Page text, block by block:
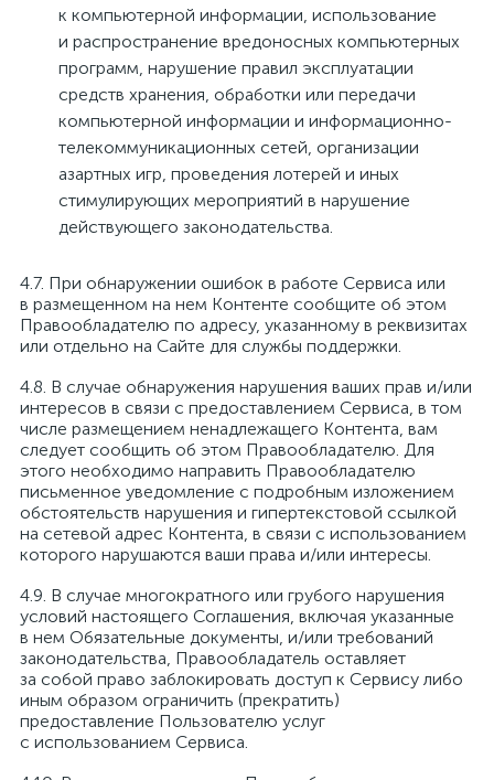
к компьютерной информации, использование
и распространение вредоносных компьютерных
программ, нарушение правил эксплуатации
средств хранения, обработки или передачи
компьютерной информации и информационно-
телекоммуникационных сетей, организации
азартных игр, проведения лотерей и иных
стимулирующих мероприятий в нарушение
действующего законодательства.
При обнаружении ошибок в работе Сервиса или
в размещенном на нем Контенте сообщите об этом
Правообладателю по адресу, указанному в реквизитах
или отдельно на Сайте для службы поддержки.
В случае обнаружения нарушения ваших прав и/или
интересов в связи с предоставлением Сервиса, в том
числе размещением ненадлежащего Контента, вам
следует сообщить об этом Правообладателю. Для
этого необходимо направить Правообладателю
письменное уведомление с подробным изложением
обстоятельств нарушения и гипертекстовой ссылкой
на сетевой адрес Контента, в связи с использованием
которого нарушаются ваши права и/или интересы.
В случае многократного или грубого нарушения
условий настоящего Соглашения, включая указанные
в нем Обязательные документы, и/или требований
законодательства, Правообладатель оставляет
за собой право заблокировать доступ к Сервису либо
иным образом ограничить (прекратить)
предоставление Пользователю услуг
с использованием Сервиса.